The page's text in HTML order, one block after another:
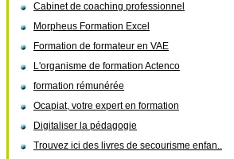
Cabinet de coaching professionnel
Morpheus Formation Excel
Formation de formateur en VAE
L'organisme de formation Actenco
formation rémunérée
Ocapiat, votre expert en formation
Digitaliser la pédagogie
Trouvez ici des livres de secourisme enfan..